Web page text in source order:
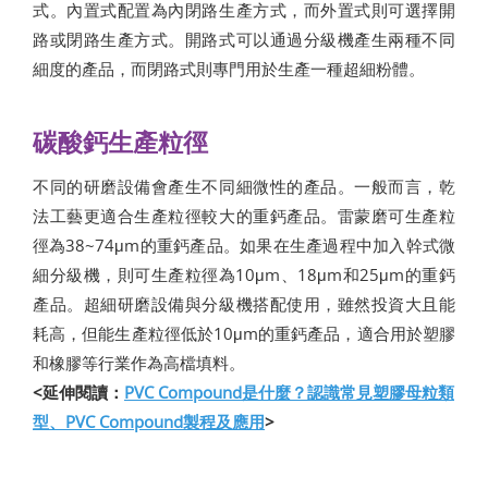
式。內置式配置為內閉路生產方式，而外置式則可選擇開
路或閉路生產方式。開路式可以通過分級機產生兩種不同
細度的產品，而閉路式則專門用於生產一種超細粉體。
碳酸鈣生產粒徑
不同的研磨設備會產生不同細微性的產品。一般而言，乾
法工藝更適合生產粒徑較大的重鈣產品。雷蒙磨可生產粒
徑為38~74μm的重鈣產品。如果在生產過程中加入幹式微
細分級機，則可生產粒徑為10μm、18μm和25μm的重鈣
產品。超細研磨設備與分級機搭配使用，雖然投資大且能
耗高，但能生產粒徑低於10μm的重鈣產品，適合用於塑膠
和橡膠等行業作為高檔填料。
<延伸閱讀： PVC Compound是什麼？認識常見塑膠母粒類
型、PVC Compound製程及應用>